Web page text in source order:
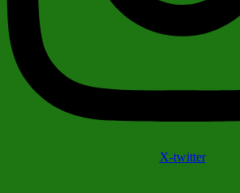
X-twitter